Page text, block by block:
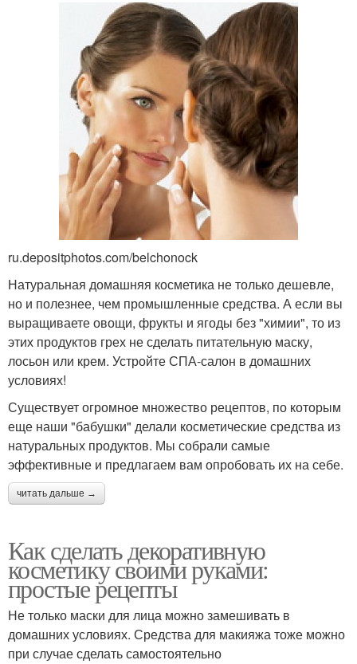
ru.depositphotos.com/belchonock
Натуральная домашняя косметика не только дешевле,
но и полезнее, чем промышленные средства. А если вы
выращиваете овощи, фрукты и ягоды без "химии", то из
этих продуктов грех не сделать питательную маску,
лосьон или крем. Устройте СПА-салон в домашних
условиях!
Существует огромное множество рецептов, по которым
еще наши "бабушки" делали косметические средства из
натуральных продуктов. Мы собрали самые
эффективные и предлагаем вам опробовать их на себе.
читать дальше →
Как сделать декоративную
косметику своими руками:
простые рецепты
Не только маски для лица можно замешивать в
домашних условиях. Средства для макияжа тоже можно
при случае сделать самостоятельно